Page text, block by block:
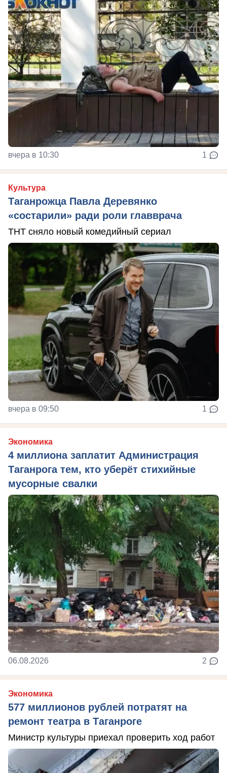
вчера в 10:30 1
Культура
Таганрожца Павла Деревянко
«состарили» ради роли главврача
ТНТ сняло новый комедийный сериал
вчера в 09:50 1
Экономика
4 миллиона заплатит Администрация
Таганрога тем, кто уберёт стихийные
мусорные свалки
06.08.2026 2
Экономика
577 миллионов рублей потратят на
ремонт театра в Таганроге
Министр культуры приехал проверить ход работ